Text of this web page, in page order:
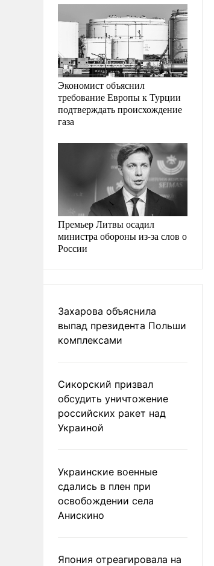
Экономист объяснил
требование Европы к Турции
подтверждать происхождение
газа
Премьер Литвы осадил
министра обороны из-за слов о
России
Захарова объяснила
выпад президента Польши
комплексами
Сикорский призвал
обсудить уничтожение
российских ракет над
Украиной
Украинские военные
сдались в плен при
освобождении села
Анискино
Япония отреагировала на